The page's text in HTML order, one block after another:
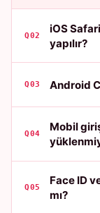
Q02
iOS
yapılır?
Q03 Android
Q04
Mobil
Q05
Face ID
mı?